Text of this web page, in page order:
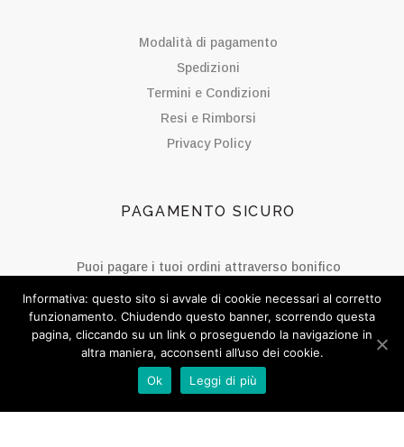
Modalità di pagamento
Spedizioni
Termini e Condizioni
Resi e Rimborsi
Privacy Policy
PAGAMENTO SICURO
Puoi pagare i tuoi ordini attraverso bonifico
bancario.
SOCIAL BISOU
Informativa: questo sito si avvale di cookie necessari al corretto
funzionamento. Chiudendo questo banner, scorrendo questa
pagina, cliccando su un link o proseguendo la navigazione in
altra maniera, acconsenti all’uso dei cookie.
Ok
Leggi di più